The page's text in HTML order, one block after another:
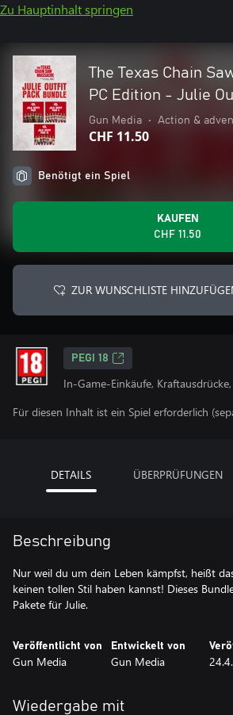
Zu Hauptinhalt springen
The Texas Chain
PC Edition - Julie
Gun Media • Action &
CHF 11.50
Benötigt ein Spiel
KAUFEN
CHF 11.50
ZUR WUNSCHLISTE
PEGI 18
In-Game-Einkäufe,
Für diesen Inhalt ist ein Spiel erforderlich
DETAILS ÜBERPRÜFUNGEN
Beschreibung
Nur weil du um dein Leben kämpfst, heißt
keinen tollen Stil haben kannst! Dieses
Pakete für Julie.
Veröffentlicht von
Gun Media
Entwickelt von
Gun Media
Wiedergabe mit